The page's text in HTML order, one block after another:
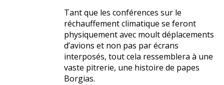
Tant que les conférences sur le
réchauffement climatique se feront
physiquement avec moult déplacements
d’avions et non pas par écrans
interposés, tout cela ressemblera à une
vaste pitrerie, une histoire de papes
Borgias.